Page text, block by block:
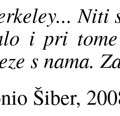
Niti
i pri tome
s nama.
Šiber,